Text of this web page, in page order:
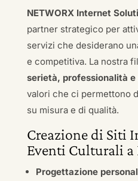
NETWORX Internet
partner strategico per
servizi che desiderano
e competitiva. La nostra
serietà, professionalità
valori che ci permettono
su misura e di qualità.
Creazione di Siti
Eventi Culturali a
Progettazione